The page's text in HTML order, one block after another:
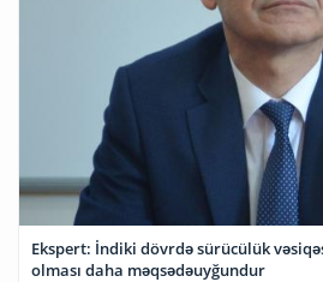
Ekspert: İndiki dövrdə sürücülük
olması daha məqsədəuyğundur